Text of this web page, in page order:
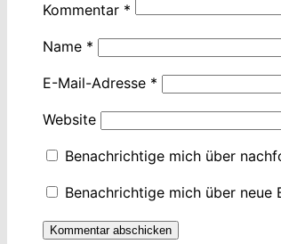
Kommentar *
Name *
E-Mail-Adresse *
Website
Benachrichtige mich über
Benachrichtige mich über neue